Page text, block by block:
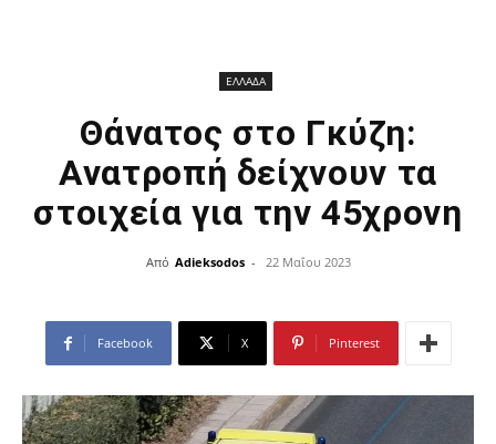
ΕΛΛΑΔΑ
Θάνατος στο Γκύζη:
Ανατροπή δείχνουν τα
στοιχεία για την 45χρονη
Από Adieksodos - 22 Μαΐου 2023
Facebook X Pinterest